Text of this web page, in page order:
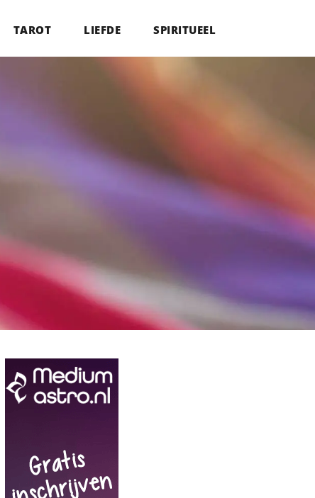
TAROT LIEFDE SPIRITUEEL